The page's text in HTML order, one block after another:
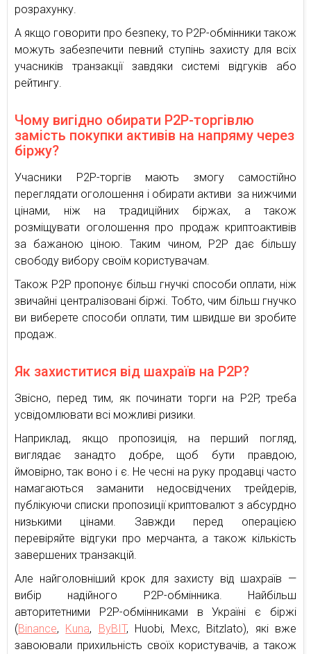
розрахунку.
А якщо говорити про безпеку, то P2P-обмінники також
можуть забезпечити певний ступінь захисту для всіх
учасників транзакції завдяки системі відгуків або
рейтингу.
Чому вигідно обирати P2P-торгівлю
замість покупки активів на напряму через
біржу?
Учасники P2P-торгів мають змогу самостійно
переглядати оголошення і обирати активи за нижчими
цінами, ніж на традиційних біржах, а також
розміщувати оголошення про продаж криптоактивів
за бажаною ціною. Таким чином, P2P дає більшу
свободу вибору своїм користувачам.
Також P2P пропонує більш гнучкі способи оплати, ніж
звичайні централізовані біржі. Тобто, чим більш гнучко
ви виберете способи оплати, тим швидше ви зробите
продаж.
Як захиститися від шахраїв на P2P?
Звісно, перед тим, як починати торги на P2P, треба
усвідомлювати всі можливі ризики.
Наприклад, якщо пропозиція, на перший погляд,
виглядає занадто добре, щоб бути правдою,
ймовірно, так воно і є. Не чесні на руку продавці часто
намагаються заманити недосвідчених трейдерів,
публікуючи списки пропозиції криптовалют з абсурдно
низькими цінами. Завжди перед операцією
перевіряйте відгуки про мерчанта, а також кількість
завершених транзакцій.
Але найголовніший крок для захисту від шахраїв —
вибір надійного P2P-обмінника. Найбільш
авторитетними P2P-обмінниками в Україні є біржі
(Binance, Kuna, ByBIT, Huobi, Mexc, Bitzlato), які вже
завоювали прихильність своїх користувачів, а також